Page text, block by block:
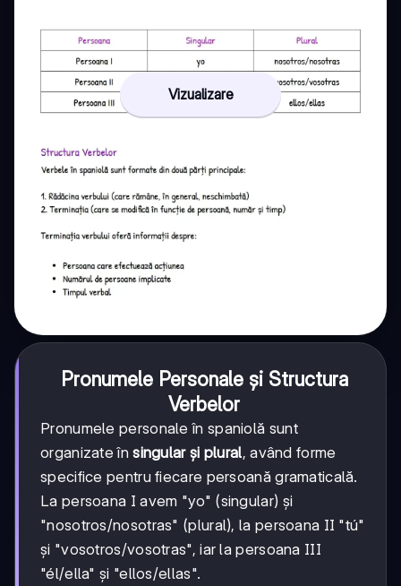
Vizualizare
Pronumele Personale și Structura
Verbelor
Pronumele personale în spaniolă sunt
organizate însingular și plural, având forme
specifice pentru fiecare persoană gramaticală.
La persoana I avem "yo" (singular) și
"nosotros/nosotras" (plural), la persoana II "tú"
și "vosotros/vosotras", iar la persoana III
"él/ella" și "ellos/ellas".